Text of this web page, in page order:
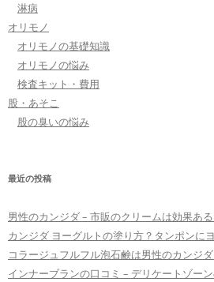
淋病
オリモノ
オリモノの基礎知識
オリモノの悩み
検査キット・費用
股・あそこ
股の臭いの悩み
最近の投稿
男性のカンジダ – 市販のクリームは効果ある
カンジダ ヨーグルトの塗り方？タンポンに
コラージュフルフル泡石鹸は男性のカンジ
インナーブランの口コミ – デリケートゾー